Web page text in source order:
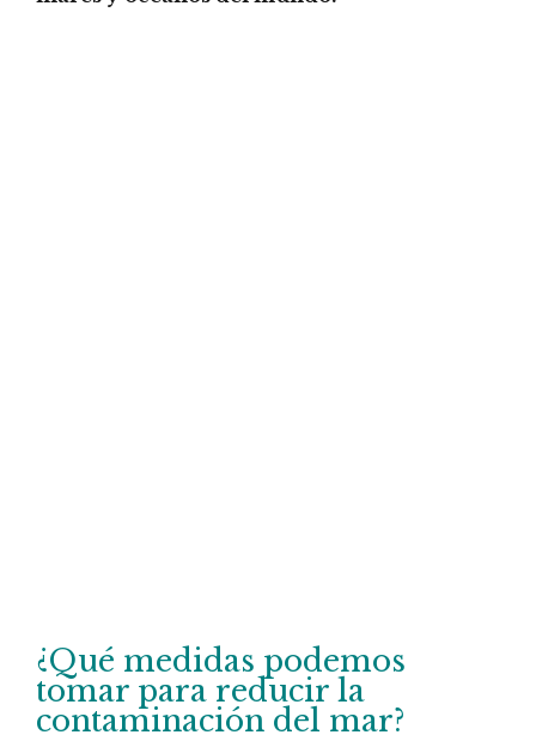
¿Qué medidas podemos
tomar para reducir la
contaminación del mar?